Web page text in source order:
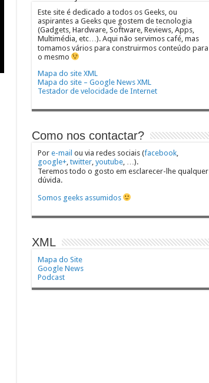
Este site é dedicado a todos os Geeks, ou
aspirantes a Geeks que gostem de tecnologia
(Gadgets, Hardware, Software, Reviews, Apps,
Multimédia, etc…). Aqui não servimos café, mas
tomamos vários para construirmos conteúdo para
o mesmo
Mapa do site XML
Mapa do site – Google News XML
Testador de velocidade de Internet
Como nos contactar?
Por e-mail ou via redes sociais (facebook,
google+, twitter, youtube, …).
Teremos todo o gosto em esclarecer-lhe qualquer
dúvida.
Somos geeks assumidos
XML
Mapa do Site
Google News
Podcast